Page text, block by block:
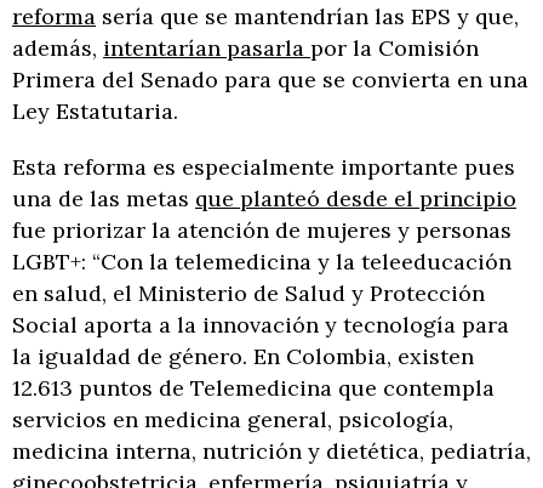
reforma sería que se mantendrían las EPS y que,
además, intentarían pasarla por la Comisión
Primera del Senado para que se convierta en una
Ley Estatutaria.
Esta reforma es especialmente importante pues
una de las metas que planteó desde el principio
fue priorizar la atención de mujeres y personas
LGBT+: “Con la telemedicina y la teleeducación
en salud, el Ministerio de Salud y Protección
Social aporta a la innovación y tecnología para
la igualdad de género. En Colombia, existen
12.613 puntos de Telemedicina que contempla
servicios en medicina general, psicología,
medicina interna, nutrición y dietética, pediatría,
ginecoobstetricia, enfermería, psiquiatría y